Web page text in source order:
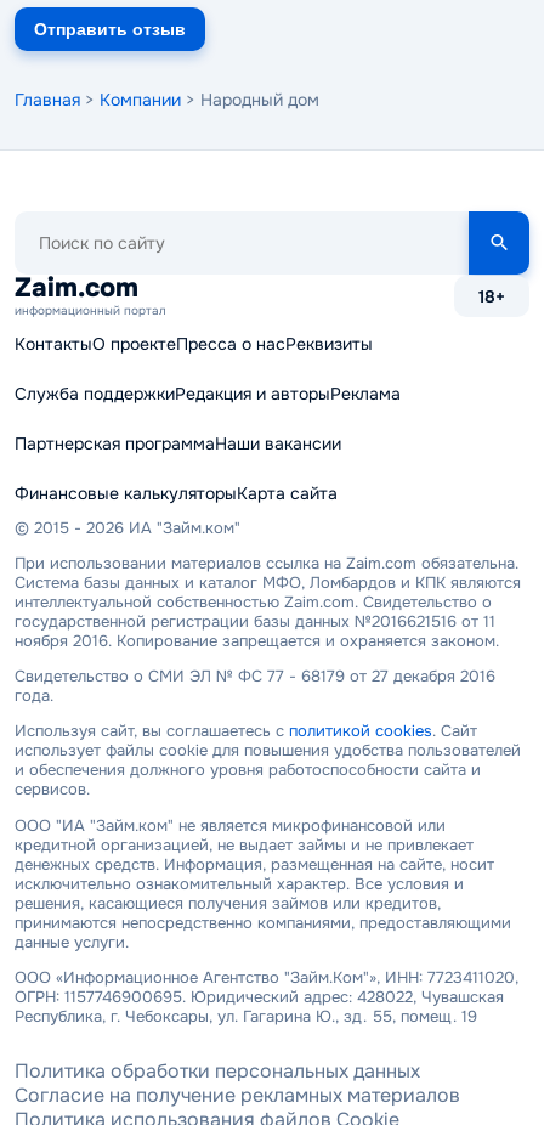
Отправить отзыв
Главная > Компании > Народный дом
сайту
Zaim.com
информационный портал
18+
КонтактыО проектеПресса о насРеквизиты
Служба поддержкиРедакция и авторыРеклама
Партнерская программаНаши вакансии
Финансовые калькуляторыКарта сайта
© 2015 - 2026 ИА "Займ.ком"
При использовании материалов ссылка на Zaim.com обязательна.
Система базы данных и каталог МФО, Ломбардов и КПК являются
интеллектуальной собственностью Zaim.com. Свидетельство о
государственной регистрации базы данных №2016621516 от 11
ноября 2016. Копирование запрещается и охраняется законом.
Свидетельство о СМИ ЭЛ № ФС 77 - 68179 от 27 декабря 2016
года.
Используя сайт, вы соглашаетесь с политикой cookies. Сайт
использует файлы cookie для повышения удобства пользователей
и обеспечения должного уровня работоспособности сайта и
сервисов.
ООО "ИА "Займ.ком" не является микрофинансовой или
кредитной организацией, не выдает займы и не привлекает
денежных средств. Информация, размещенная на сайте, носит
исключительно ознакомительный характер. Все условия и
решения, касающиеся получения займов или кредитов,
принимаются непосредственно компаниями, предоставляющими
данные услуги.
ООО «Информационное Агентство "Займ.Ком"», ИНН: 7723411020,
ОГРН: 1157746900695. Юридический адрес: 428022, Чувашская
Республика, г. Чебоксары, ул. Гагарина Ю., зд. 55, помещ. 19
Политика обработки персональных данных
Согласие на получение рекламных материалов
Политика использования файлов Cookie